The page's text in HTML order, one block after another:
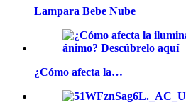
Lampara Bebe Nube
¿Cómo afecta la…